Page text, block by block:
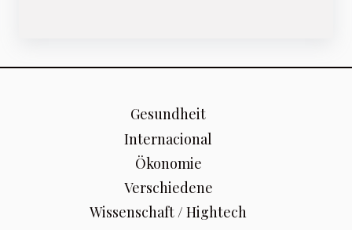
Gesundheit
Internacional
Ökonomie
Verschiedene
Wissenschaft / Hightech